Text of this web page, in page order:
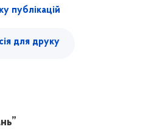
публікацій
для друку